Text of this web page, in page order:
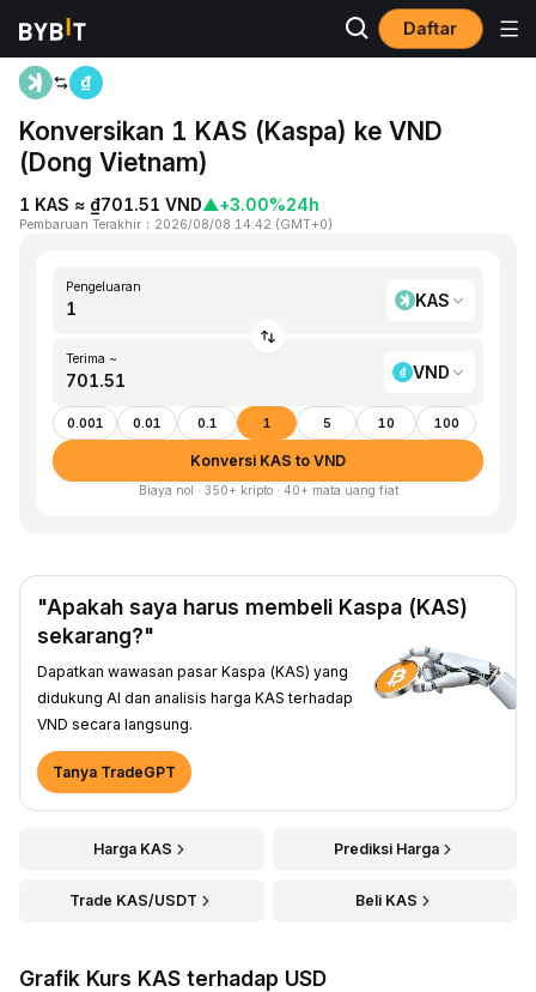
Daftar
Beranda
Konversikan 1 KAS (Kaspa) ke VND
(Dong Vietnam)
1 KAS ≈ ₫701.51 VND▲+3.00%24h
Pembaruan Terakhir ： 2026/08/08 14:42 (GMT+0)
Pengeluaran
KAS
Terima ~
VND
0.001 0.01 0.1 1 5 10 100
Konversi KAS to VND
Biaya nol · 350+ kripto · 40+ mata uang fiat
"Apakah saya harus membeli Kaspa (KAS)
sekarang?"
Dapatkan wawasan pasar Kaspa (KAS) yang
didukung AI dan analisis harga KAS terhadap
VND secara langsung.
Tanya TradeGPT
Harga KAS Prediksi Harga
Trade KAS/USDT Beli KAS
Grafik Kurs KAS terhadap USD